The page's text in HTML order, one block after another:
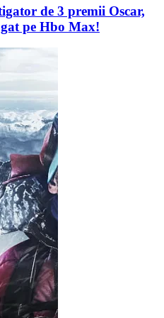
de 3 premii Oscar,
pe Hbo Max!